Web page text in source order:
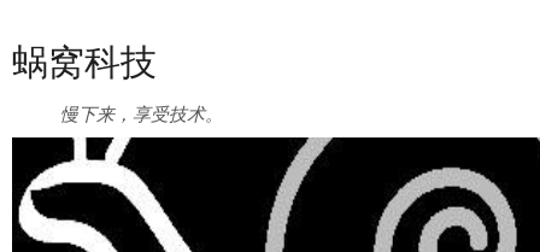
蜗窝科技
慢下来，享受技术。